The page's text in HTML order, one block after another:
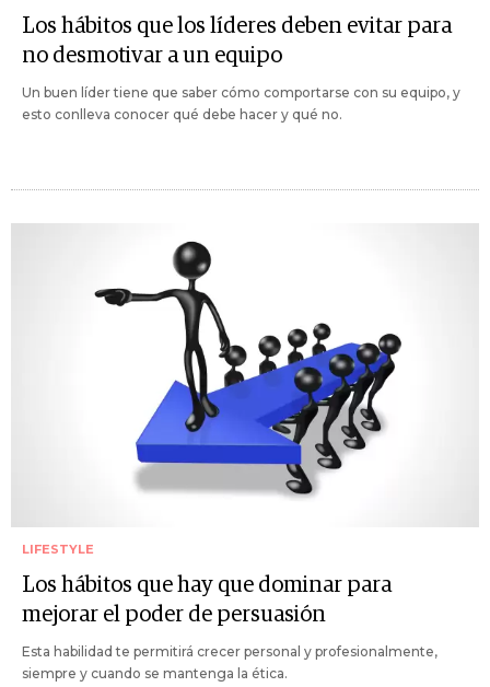
Los hábitos que los líderes deben evitar para
no desmotivar a un equipo
Un buen líder tiene que saber cómo comportarse con su equipo, y
esto conlleva conocer qué debe hacer y qué no.
LIFESTYLE
Los hábitos que hay que dominar para
mejorar el poder de persuasión
Esta habilidad te permitirá crecer personal y profesionalmente,
siempre y cuando se mantenga la ética.